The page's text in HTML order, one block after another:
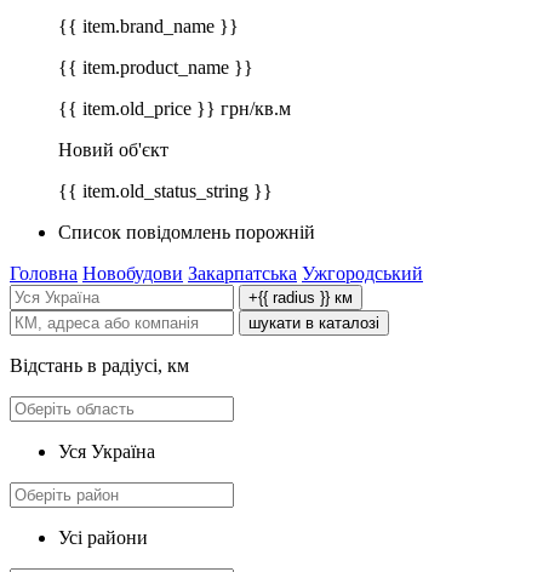
{{ item.brand_name }}
{{ item.product_name }}
{{ item.old_price }} грн/кв.м
Новий об'єкт
{{ item.old_status_string }}
Список повідомлень порожній
Головна Новобудови Закарпатська Ужгородський
+{{ radius }} км
шукати в каталозі
Відстань в радіусі, км
Уся Україна
Усі райони